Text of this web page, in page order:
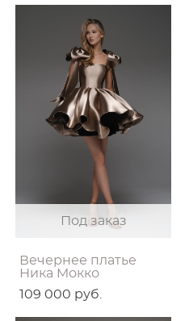
Под заказ
Вечернее платье
Ника Mокко
109 000 pуб.